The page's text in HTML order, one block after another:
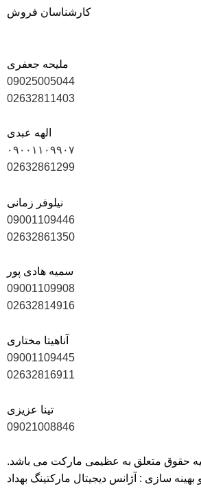
کارشناسان فروش
ملیحه جعفری
09025005044
02632811403
الهه عبدی
۰۹۰۰۱۱۰۹۹۰۷
02632861299
نیلوفر زمانی
09001109446
02632861350
سمیه هادی پور
09001109908
02632814916
آناهیتا مختاری
09001109445
02632816911
تینا عزیزی
09021008846
حقوق متعلق به عظیمی مارکت می باشد.
سازی : آژانس دیجیتال مارکتینگ بهداد